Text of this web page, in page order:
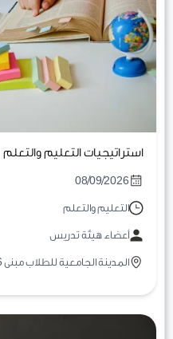
استراتيجيات التعليم والتعلم
08/09/2026
التعليم والتعلم
أعضاء هيئة تدريس
المدينة الجامعية للطلاب مبنى 26 قاعات عمادة تطوير المهارات